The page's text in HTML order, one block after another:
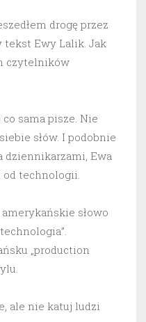
drogę przez
tekst Ewy Lalik. Jak
czytelników
sama pisze. Nie
słów. I podobnie
dziennikarzami, Ewa
technologii.
słowo
„production
ale nie katuj ludzi